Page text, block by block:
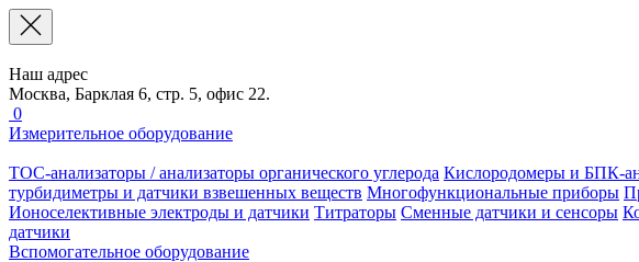
Наш адрес
Москва, Барклая 6, стр. 5, офис 22.
0
Измерительное оборудование
TOC-анализаторы / анализаторы органического углерода Кислородомеры и БПК-
турбидиметры и датчики взвешенных веществ Многофункциональные приборы
Ионоселективные электроды и датчики Титраторы Сменные датчики и сенсоры
датчики
Вспомогательное оборудование